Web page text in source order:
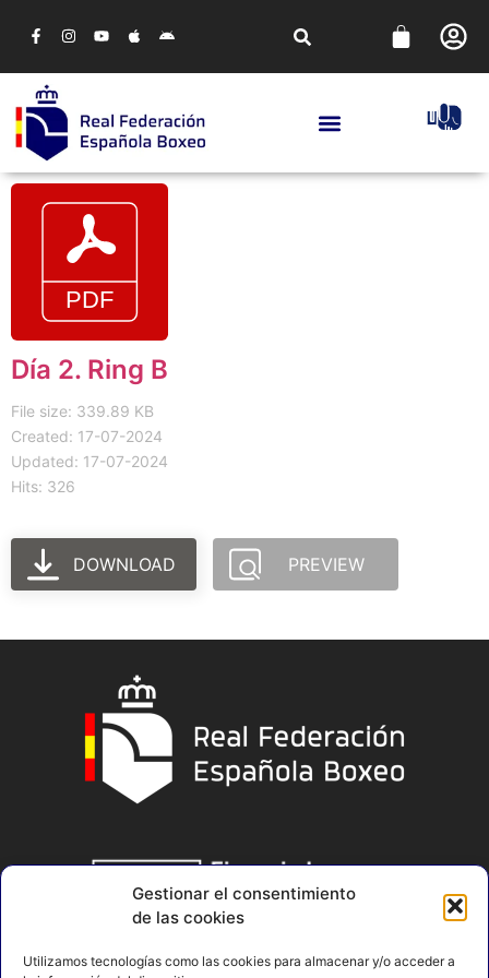
Gestionar el consentimiento
de las cookies
Utilizamos tecnologías como las cookies para almacenar y/o acceder a
Día 2. Ring B
File size: 339.89 KB
Created: 17-07-2024
Updated: 17-07-2024
Hits: 326
DOWNLOAD PREVIEW